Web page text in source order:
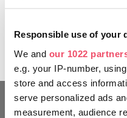
Responsible use of your
We and our 1022
e.g. your IP-number,
store and access
serve personalized ads
measurement, audience